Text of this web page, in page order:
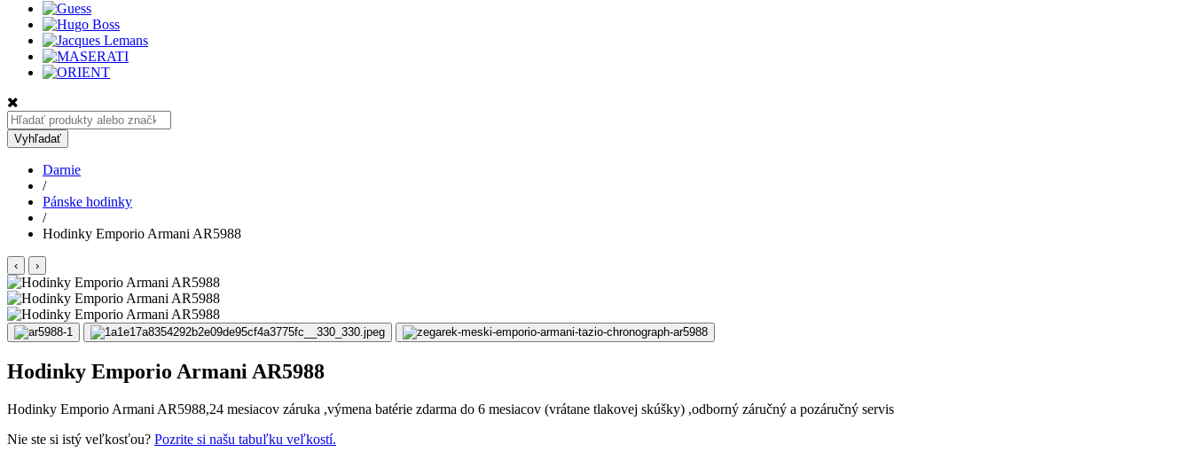
Hľadať:
Vyhľadať
Darnie
/
Pánske hodinky
/
Hodinky Emporio Armani AR5988
‹ ›
Hodinky Emporio Armani AR5988
Hodinky Emporio Armani AR5988,24 mesiacov záruka ,výmena batérie zdarma do 6 mesiacov (vrátane tlakovej skúšky) ,odborný záručný a pozáručný servis
Nie ste si istý veľkosťou? Pozrite si našu tabuľku veľkostí.